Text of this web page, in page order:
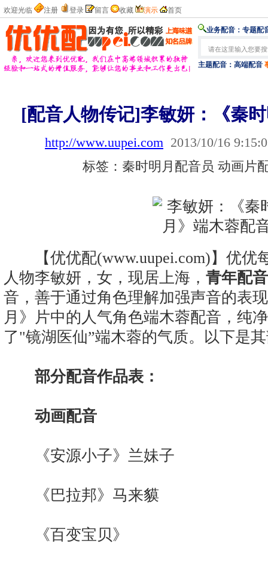
欢迎光临 注册 登录 留言 收藏 演示 首页
业务配音： 专题配
主题配音： 高端配音
[配音人物传记]李敏妍：《秦
http://www.uupei.com 2013/10/16
标签：秦时明月配音员 动画片
【优优配(www.uupei.com)】优优
人物李敏妍，女，现居上海， 青年配
音，善于通过角色理解加强声音的表
月》片中的人气角色端木蓉配音，纯
了"镜湖医仙”端木蓉的气质。以下是
部分配音作品表：
动画配音
《安源小子》兰妹子
《巴拉邦》马来貘
《百变宝贝》